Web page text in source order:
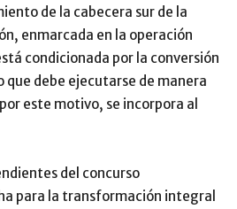
de la cabecera sur de la
enmarcada en la operación
condicionada por la conversión
que debe ejecutarse de manera
este motivo, se incorpora al
del concurso
para la transformación integral